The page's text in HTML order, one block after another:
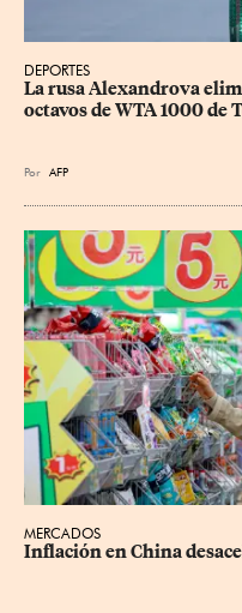
DEPORTES
La rusa Alexandrova
octavos de WTA 1000 de
Por AFP
MERCADOS
Inflación en China